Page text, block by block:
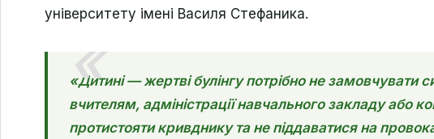
університету імені Василя Стефаника.
«Дитині — жертві булінгу потрібно не замовчувати
вчителям, адміністрації навчального закладу або
протистояти кривднику та не піддаватися на